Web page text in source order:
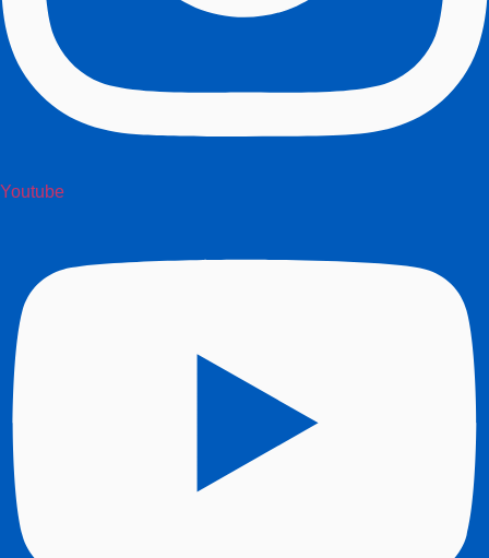
Youtube